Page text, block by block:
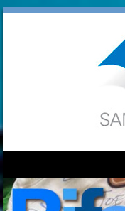
Skip to content